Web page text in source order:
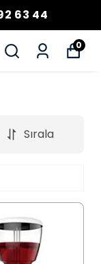
63 44
0
Sırala